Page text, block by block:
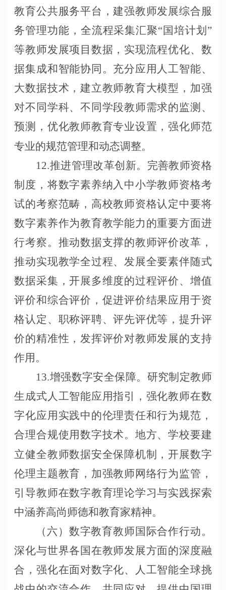
教育公共服务平台，建强教师发展综合服
务管理功能，全流程采集汇聚“国培计划”
等教师发展项目数据，实现流程优化、数
据集成和智能协同。充分应用人工智能、
大数据技术，建立教师教育大模型，加强
对不同学科、不同学段教师需求的监测、
预测，优化教师教育专业设置，强化师范
专业的规范管理和动态调整。
12.推进管理改革创新。完善教师资格
制度，将数字素养纳入中小学教师资格考
试的考察范畴，高校教师资格认定中要将
数字素养作为教育教学能力的重要方面进
行考察。推动数据支撑的教师评价改革，
推动实现教学全过程、发展全要素伴随式
数据采集，开展多维度的过程评价、增值
评价和综合评价，促进评价结果应用于资
格认定、职称评聘、评先评优等，提升评
价的精准性，发挥评价对教师发展的支持
作用。
13.增强数字安全保障。研究制定教师
生成式人工智能应用指引，强化教师在数
字化应用实践中的伦理责任和行为规范，
合理合规使用数字技术。地方、学校要建
立健全教师数据安全保障机制，开展数字
伦理主题教育，加强教师网络行为监管，
引导教师在数字教育理论学习与实践探索
中涵养高尚师德和教育家精神。
（六）数字教育教师国际合作行动。
深化与世界各国在教师发展方面的深度融
合，强化在面对数字化、人工智能全球挑